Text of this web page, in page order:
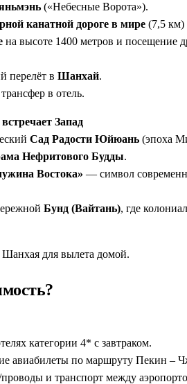
(«Небесные Ворота»).
канатной дороге в мире (7,5 км)
на высоте 1400 метров и посещение
перелёт в Шанхай.
в отель.
Запад
Сад Радости Юйюань (эпоха
Нефритового Будды.
Востока» — символ
Бунд (Вайтань), где
Шанхая для вылета домой.
категории 4* с завтраком.
авиабилеты по маршруту Пекин –
и транспорт между